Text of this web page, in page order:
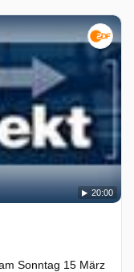
20:00
Sonntag 15 März